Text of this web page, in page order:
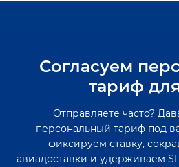
Согласуем
тариф
Отправляете часто?
персональный тариф под
фиксируем ставку,
авиадоставки и удерживаем